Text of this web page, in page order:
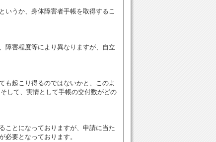
うか、身体障害者手帳を取得するこ
障害程度等により異なりますが、自立
起こり得るのではないかと、このよ
して、実情として手帳の交付数がどの
ことになっておりますが、申請に当た
必要となっております。